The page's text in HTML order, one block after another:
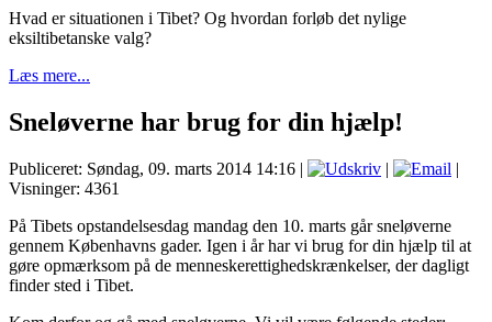
Hvad er situationen i Tibet? Og hvordan forløb det nylige
eksiltibetanske valg?
Læs mere...
Sneløverne har brug for din hjælp!
Publiceret: Søndag, 09. marts 2014 14:16 | |
|
Visninger: 4361
På Tibets opstandelsesdag mandag den 10. marts går sneløverne
gennem Københavns gader. Igen i år har vi brug for din hjælp til at
gøre opmærksom på de menneskerettighedskrænkelser, der dagligt
finder sted i Tibet.